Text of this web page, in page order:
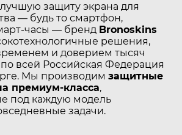
защиту экрана для
— будь то смартфон,
часы — бренд Bronoskins
решения,
и доверием тысяч
всей Российская Федерация
Мы производим защитные
премиум-класса,
под каждую модель
задачи.